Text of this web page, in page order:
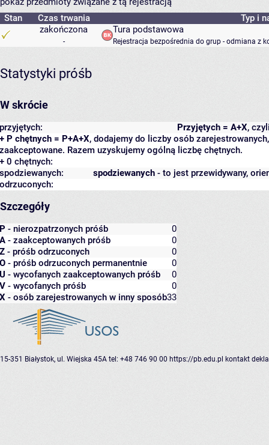
Stan
Czas trwania
Typ i
zakończona
-
Tura podstawowa
Rejestracja bezpośrednia do grup - odmiana z
Statystyki próśb
W skrócie
Przyjętych = A+X,
przyjętych:
+ P chętnych = P+A+X, dodajemy do liczby osób
zaakceptowane. Razem uzyskujemy ogólną liczbę chętnych.
+ 0 chętnych:
spodziewanych - to jest przewidywany,
spodziewanych:
odrzuconych:
Szczegóły
P - nierozpatrzonych próśb
0
A - zaakceptowanych próśb
0
Z - próśb odrzuconych
0
O - próśb odrzuconych permanentnie
0
U - wycofanych zaakceptowanych próśb
0
V - wycofanych próśb
0
X - osób zarejestrowanych w inny sposób33
15-351 Białystok, ul. Wiejska 45A tel: +48 746 90 00 https://pb.edu.pl kontakt